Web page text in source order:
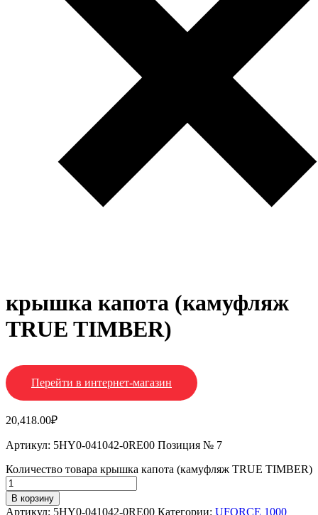
крышка капота (камуфляж
TRUE TIMBER)
Перейти в интернет-магазин
20,418.00₽
Артикул: 5HY0-041042-0RE00 Позиция № 7
Количество товара крышка капота (камуфляж TRUE TIMBER)
В корзину
Артикул: 5HY0-041042-0RE00 Категории: UFORCE 1000